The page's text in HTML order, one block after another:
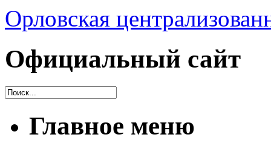
Орловская
Официальный сайт
Главное меню